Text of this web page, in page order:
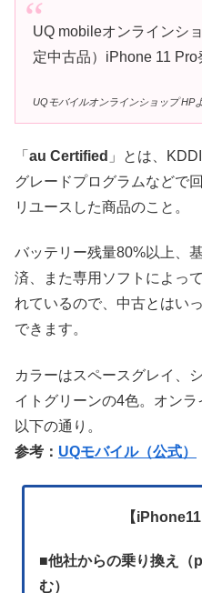
UQ mobileオンラインシ
定中古品）iPhone 11 Pro
UQモバイルオンラインショップ HP
「 au Certified 」とは、
グレードプログラムなどで
リユースした商品のこと。
バッテリー残量80%以上、
済、また専用ソフトによっ
れているので、中古とはい
できます。
カラーはスペースグレイ、
イトグリーンの4色。オン
以下の通り。
参考： UQモバイル（公式）
【
■他社からの乗り換え（
む）